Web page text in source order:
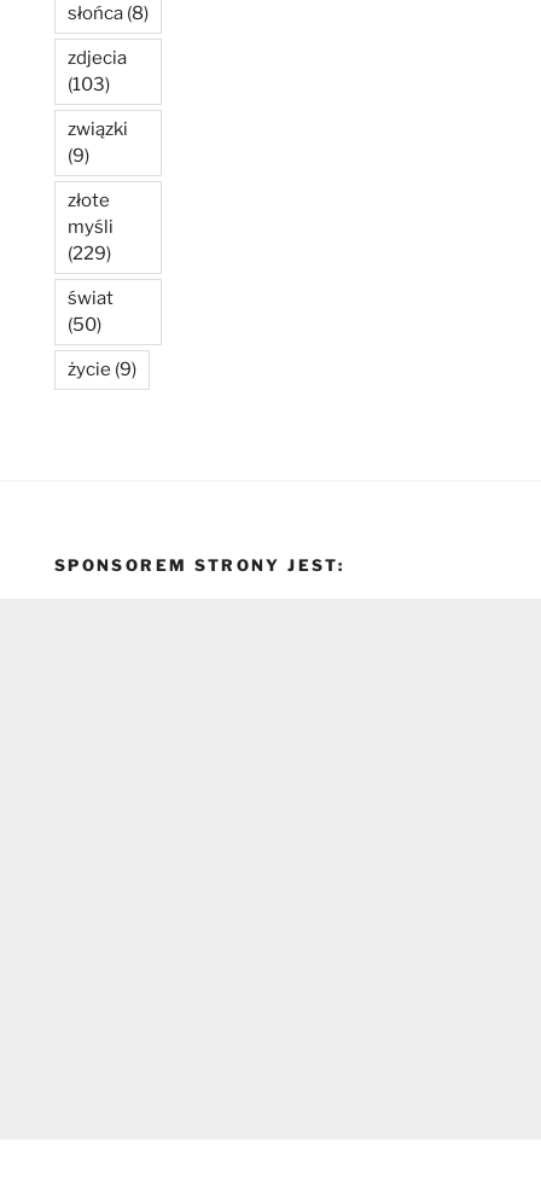
słońca (8)
zdjecia
(103)
związki
(9)
złote
myśli
(229)
świat
(50)
życie (9)
SPONSOREM STRONY JEST: